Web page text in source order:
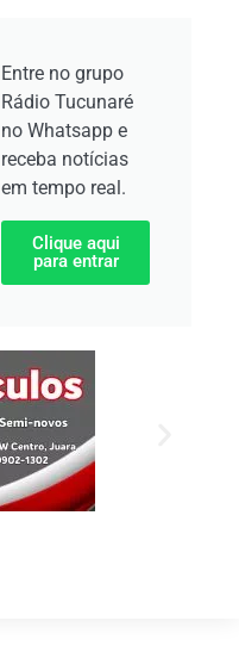
Entre no grupo
Rádio Tucunaré
no Whatsapp e
receba notícias
em tempo real.
Clique aqui
para entrar